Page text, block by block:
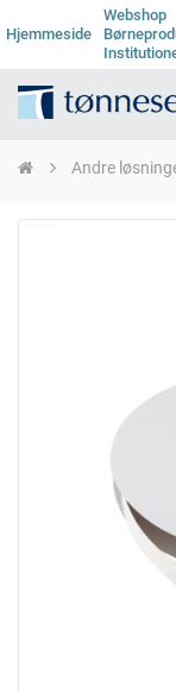
Hjemmeside
Webshop
Andre